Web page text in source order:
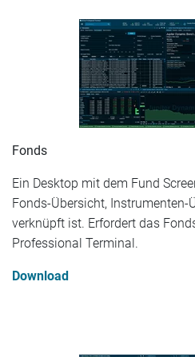
Fonds
Ein Desktop mit dem Fund
Fonds-Übersicht, Instrumenten-
verknüpft ist. Erfordert das
Professional Terminal.
Download